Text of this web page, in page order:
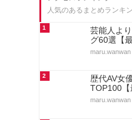
人気のあるまとめランキ
1
芸能人よ
グ60選【
maru.wanwan
2
歴代AV女
TOP100【
maru.wanwan